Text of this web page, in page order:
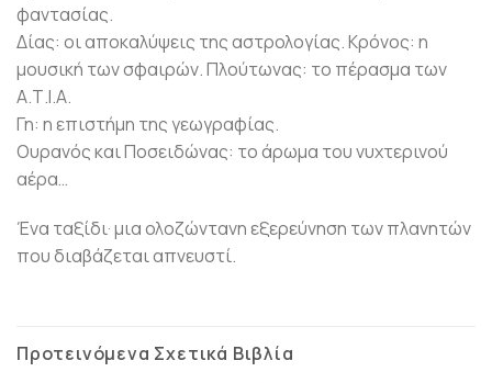
φαντασίας.
Δίας: οι αποκαλύψεις της αστρολογίας. Κρόνος: η
μουσική των σφαιρών. Πλούτωνας: το πέρασμα των
Α.Τ.Ι.Α.
Γη: η επιστήμη της γεωγραφίας.
Ουρανός και Ποσειδώνας: το άρωμα του νυχτερινού
αέρα…
Ένα ταξίδι· μια ολοζώντανη εξερεύνηση των πλανητών
που διαβάζεται απνευστί.
Προτεινόμενα Σχετικά Βιβλία